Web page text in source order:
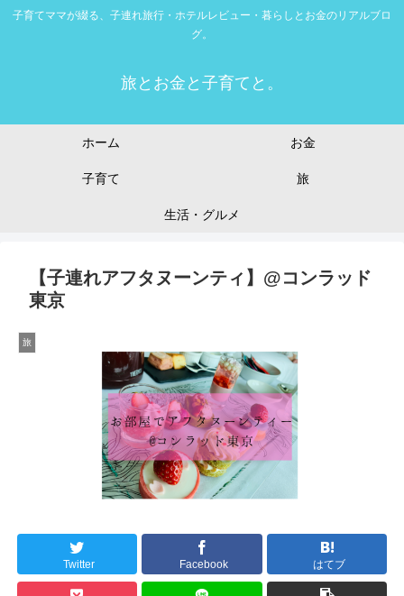
子育てママが綴る、子連れ旅行・ホテルレビュー・暮らしとお金のリアルブロ
グ。
旅とお金と子育てと。
ホーム お金
子育て 旅
生活・グルメ
【子連れアフタヌーンティ】@コンラッド
東京
旅
Twitter Facebook はてブ